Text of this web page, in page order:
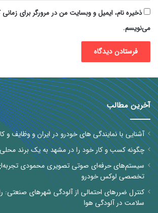
ذخیره نام، ایمیل و وبسایت من در مرورگر برای زمانی
می‌نویسم.
آخرین مطالب
آشنایی با نمایندگی های خودرو در ایران و وظایف و
چگونه کسب و کار خود را در مشهد به یک برند محلی
سیستم‌های حرفه‌ای صوتی تصویری محمودی
تخصصی لوکس خودرو
کنترل ضررهای احتمالی از آلودگی شهرهای صنعتی:
سلامت در آلودگی هوا